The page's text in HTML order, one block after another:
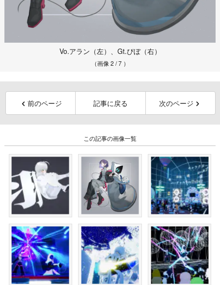
Vo.アラン（左）、Gt.ぴぼ（右）
（画像 2 / 7 ）
前のページ 記事に戻る 次のページ
この記事の画像一覧